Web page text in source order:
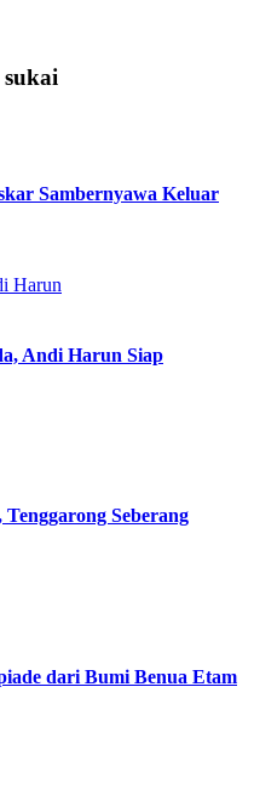
Sambernyawa Keluar
Andi Harun Siap
Seberang
dari Bumi Benua Etam